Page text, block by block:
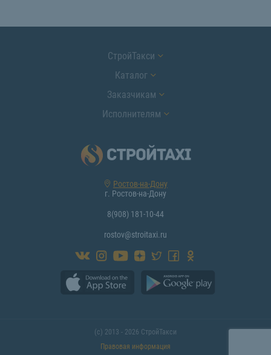
СтройТакси
Каталог
Заказчикам
Исполнителям
Ростов-на-Дону
г. Ростов-на-Дону
8(908) 181-10-44
rostov@stroitaxi.ru
(с) 2013 - 2026 СтройТакси
Правовая информация